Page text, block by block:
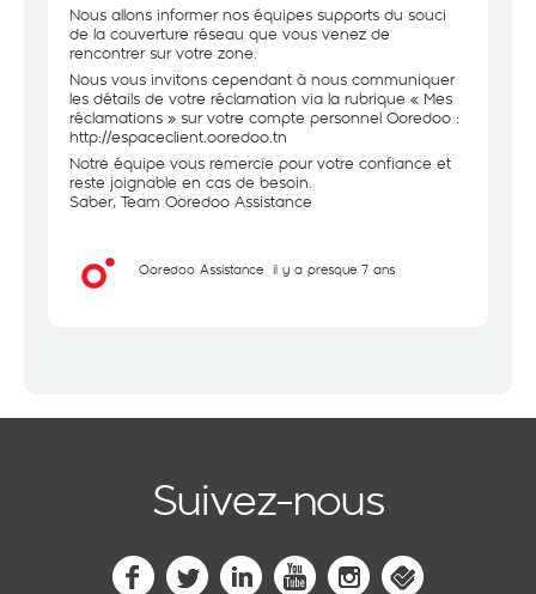
Nous allons informer nos équipes supports du souci
de la couverture réseau que vous venez de
rencontrer sur votre zone.
Nous vous invitons cependant à nous communiquer
les détails de votre réclamation via la rubrique « Mes
réclamations » sur votre compte personnel Ooredoo :
http://espaceclient.ooredoo.tn
Notre équipe vous remercie pour votre confiance et
reste joignable en cas de besoin.
Saber, Team Ooredoo Assistance
Ooredoo Assistance il y a presque 7 ans
Suivez-nous